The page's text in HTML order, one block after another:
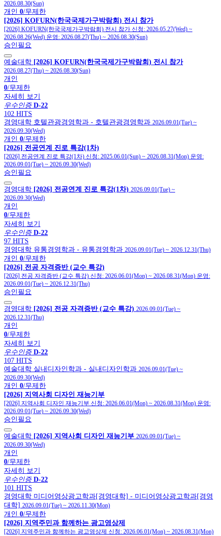
2026.08.30(Sun)
개인 0/무제한
[2026] KOFURN(한국국제가구박람회) 전시 참가
[2026] KOFURN(한국국제가구박람회) 전시 참가 신청: 2026.05.27(Wed) ~
2026.08.26(Wed) 운영: 2026.08.27(Thu) ~ 2026.08.30(Sun)
승인필요
예술대학 [2026] KOFURN(한국국제가구박람회) 전시 참가
2026.08.27(Thu) ~ 2026.08.30(Sun)
개인
0/무제한
자세히 보기
우수인증 D-22
102 HITS
경영대학 호텔관광경영학과 - 호텔관광경영학과 2026.09.01(Tue) ~
2026.09.30(Wed)
개인 0/무제한
[2026] 전공연계 진로 특강(1차)
[2026] 전공연계 진로 특강(1차) 신청: 2025.06.01(Sun) ~ 2026.08.31(Mon) 운영:
2026.09.01(Tue) ~ 2026.09.30(Wed)
승인필요
경영대학 [2026] 전공연계 진로 특강(1차) 2026.09.01(Tue) ~
2026.09.30(Wed)
개인
0/무제한
자세히 보기
우수인증 D-22
97 HITS
경영대학 유통경영학과 - 유통경영학과 2026.09.01(Tue) ~ 2026.12.31(Thu)
개인 0/무제한
[2026] 전공 자격증반 (교수 특강)
[2026] 전공 자격증반 (교수 특강) 신청: 2026.06.01(Mon) ~ 2026.08.31(Mon) 운영:
2026.09.01(Tue) ~ 2026.12.31(Thu)
승인필요
경영대학 [2026] 전공 자격증반 (교수 특강) 2026.09.01(Tue) ~
2026.12.31(Thu)
개인
0/무제한
자세히 보기
우수인증 D-22
107 HITS
예술대학 실내디자인학과 - 실내디자인학과 2026.09.01(Tue) ~
2026.09.30(Wed)
개인 0/무제한
[2026] 지역사회 디자인 재능기부
[2026] 지역사회 디자인 재능기부 신청: 2026.06.01(Mon) ~ 2026.08.31(Mon) 운영:
2026.09.01(Tue) ~ 2026.09.30(Wed)
승인필요
예술대학 [2026] 지역사회 디자인 재능기부 2026.09.01(Tue) ~
2026.09.30(Wed)
개인
0/무제한
자세히 보기
우수인증 D-22
101 HITS
경영대학 미디어영상광고학과[경영대학] - 미디어영상광고학과[경영
대학] 2026.09.01(Tue) ~ 2026.11.30(Mon)
개인 0/무제한
[2026] 지역주민과 함께하는 광고영상제
[2026] 지역주민과 함께하는 광고영상제 신청: 2026.06.01(Mon) ~ 2026.08.31(Mon)